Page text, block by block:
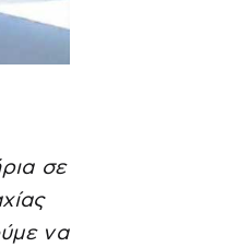
σε
να